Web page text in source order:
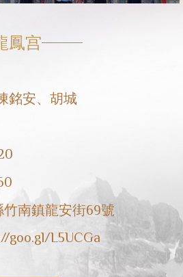
鳳宫
銘安、胡城
竹南鎮龍安街69號
goo.gl/L5UCGa